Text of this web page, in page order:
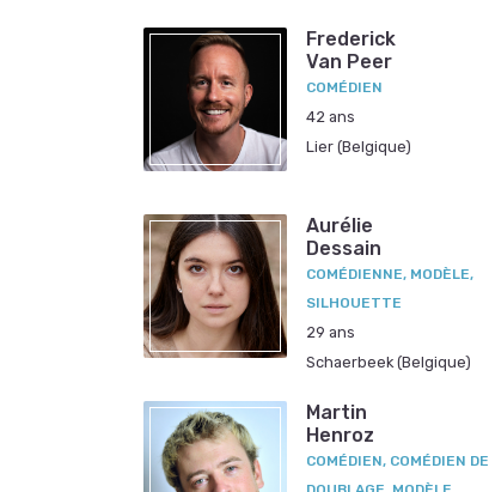
Frederick
Van Peer
COMÉDIEN
42 ans
Lier (Belgique)
Aurélie
Dessain
COMÉDIENNE, MODÈLE,
SILHOUETTE
29 ans
Schaerbeek (Belgique)
Martin
Henroz
COMÉDIEN, COMÉDIEN DE